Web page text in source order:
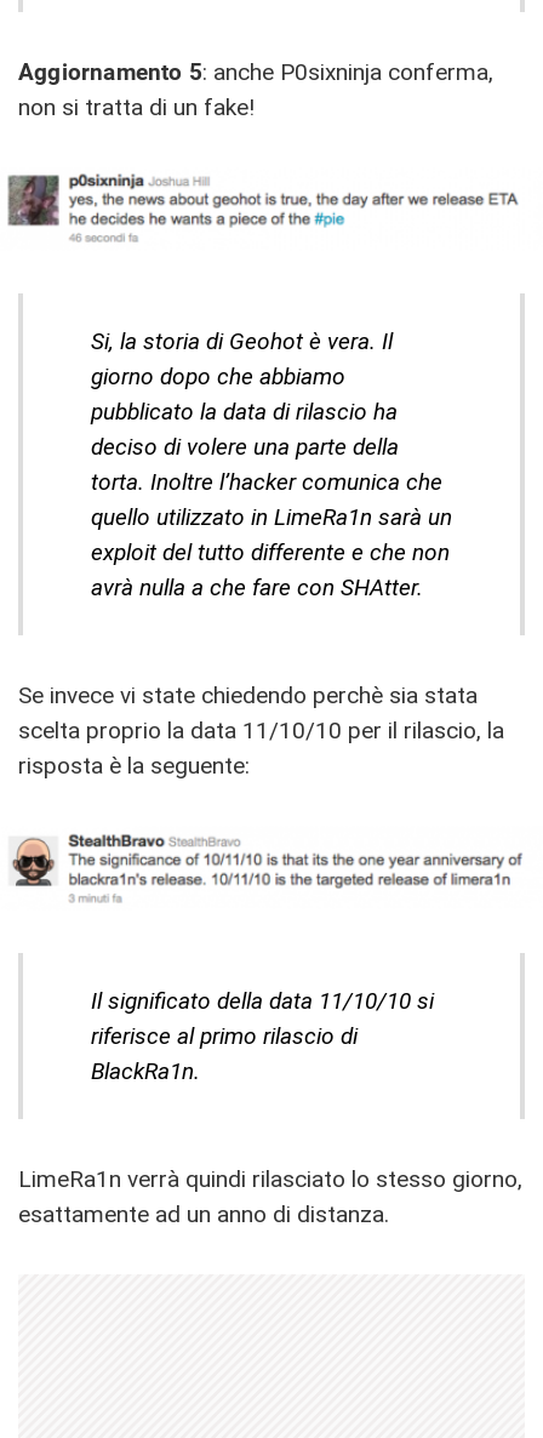
Aggiornamento 5: anche P0sixninja conferma,
non si tratta di un fake!
Si, la storia di Geohot è vera. Il
giorno dopo che abbiamo
pubblicato la data di rilascio ha
deciso di volere una parte della
torta. Inoltre l’hacker comunica che
quello utilizzato in LimeRa1n sarà un
exploit del tutto differente e che non
avrà nulla a che fare con SHAtter.
Se invece vi state chiedendo perchè sia stata
scelta proprio la data 11/10/10 per il rilascio, la
risposta è la seguente:
Il significato della data 11/10/10 si
riferisce al primo rilascio di
BlackRa1n.
LimeRa1n verrà quindi rilasciato lo stesso giorno,
esattamente ad un anno di distanza.